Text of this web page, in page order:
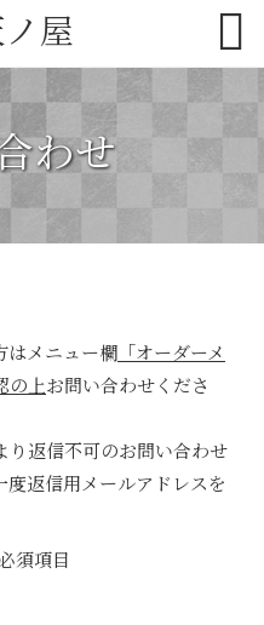
屋 
わせ
はメニュー欄 「オーダーメ
の上お問い合わせくださ
返信不可のお問い合わせ
返信用メールアドレスを
須項目